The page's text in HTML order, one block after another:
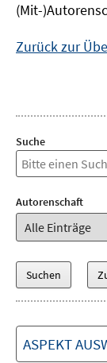
(Mit-
Zurück zur
Suche
Autorenschaft
ASPEKT